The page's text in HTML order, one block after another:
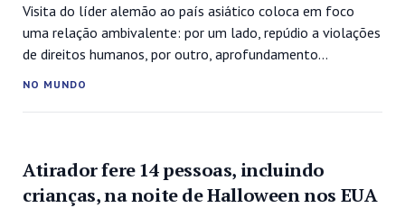
Visita do líder alemão ao país asiático coloca em foco
uma relação ambivalente: por um lado, repúdio a violações
de direitos humanos, por outro, aprofundamento
para Pequim com uma delegação comercial, após três anos
NO MUNDO
Atirador fere 14 pessoas, incluindo
crianças, na noite de Halloween nos EUA